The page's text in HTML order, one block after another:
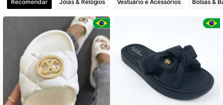
4,94 5.9K Seguidores
4,94 5.9K Seguidores
4,94 5.9K Seguidores
5.9K Seguidores
Recomendar Jóias & Relógios Vestuário e Acessórios Bolsas &